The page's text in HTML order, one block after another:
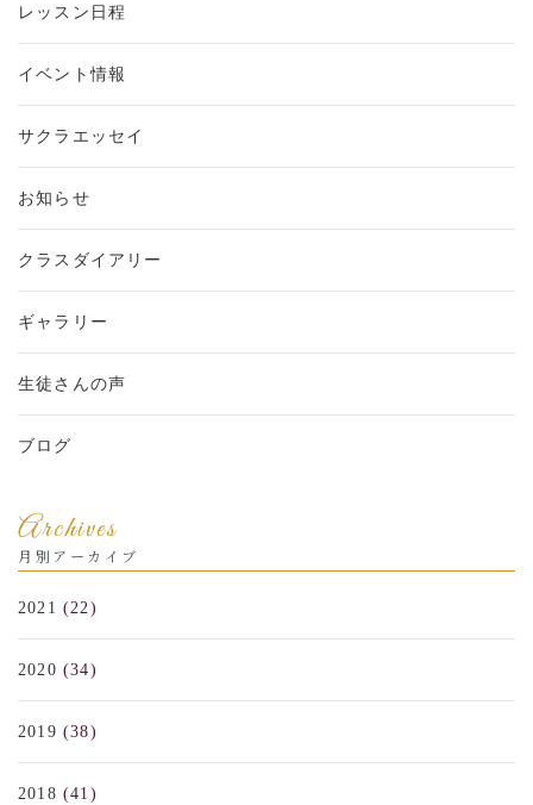
レッスン日程
イベント情報
サクラエッセイ
お知らせ
クラスダイアリー
ギャラリー
生徒さんの声
ブログ
Archives
月別アーカイブ
2021 (22)
2020 (34)
2019 (38)
2018 (41)